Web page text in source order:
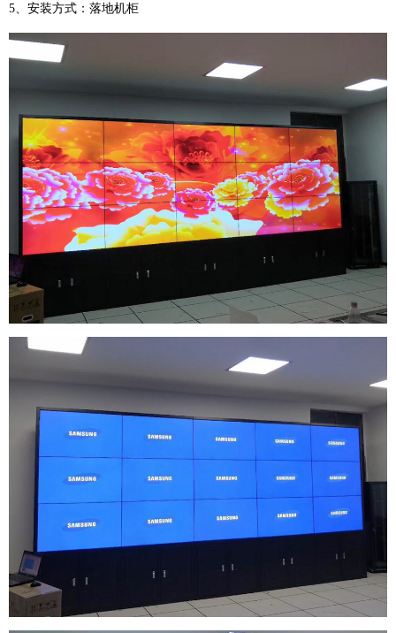
5、安装方式：落地机柜